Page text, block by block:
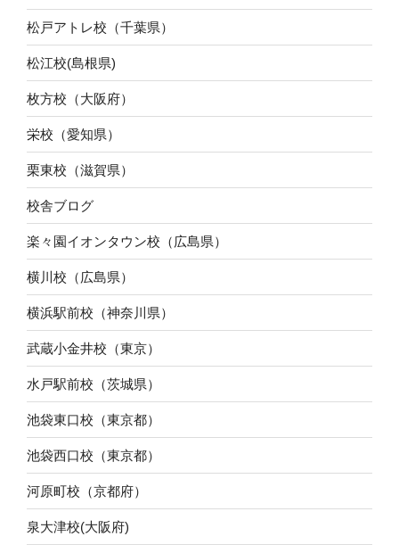
松戸アトレ校（千葉県）
松江校(島根県)
枚方校（大阪府）
栄校（愛知県）
栗東校（滋賀県）
校舎ブログ
楽々園イオンタウン校（広島県）
横川校（広島県）
横浜駅前校（神奈川県）
武蔵小金井校（東京）
水戸駅前校（茨城県）
池袋東口校（東京都）
池袋西口校（東京都）
河原町校（京都府）
泉大津校(大阪府)